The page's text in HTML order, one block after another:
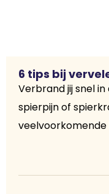
6 tips bij
Verbrand jij snel
spierpijn of
veelvoorkomende